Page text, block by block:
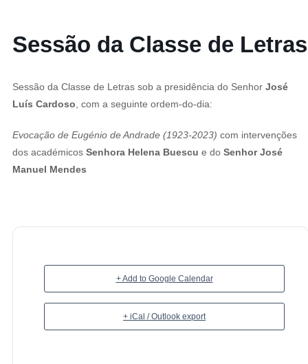
Sessão da Classe de Letras
Sessão da Classe de Letras sob a presidência do Senhor José
Luís Cardoso , com a seguinte ordem-do-dia:
Evocação de Eugénio de Andrade (1923-2023) com intervenções
dos académicos Senhora Helena Buescu e do Senhor José
Manuel Mendes
+ Add to Google Calendar
+ iCal / Outlook export